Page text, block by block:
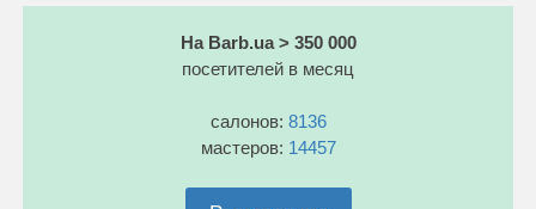
На Barb.ua > 350 000
посетителей в месяц
салонов: 8136
мастеров: 14457